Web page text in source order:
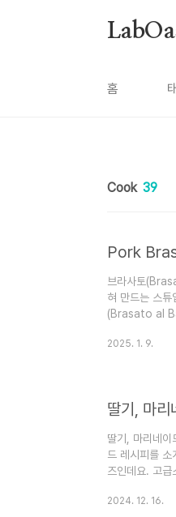
홈
Cook 39
Pork
브라사토
혀 만드는 스튜
(Brasato al
돈 목살을 사
2025. 1. 9.
딸기, 마리
딸기, 마리네이
드 레시피를 소
즈인데요. 고급
작해볼까요?
2024. 12. 16.